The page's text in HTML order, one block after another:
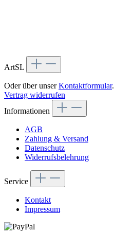
ArtSL
Oder über unserKontaktformular.
Vertrag widerrufen
Informationen
AGB
Zahlung & Versand
Datenschutz
Widerrufsbelehrung
Service
Kontakt
Impressum